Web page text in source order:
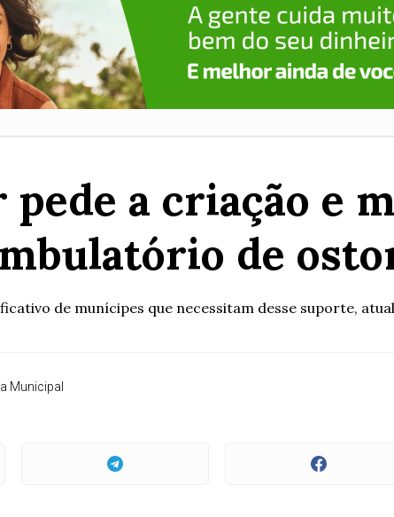
a criação e
de
de munícipes que necessitam desse suporte,
Municipal